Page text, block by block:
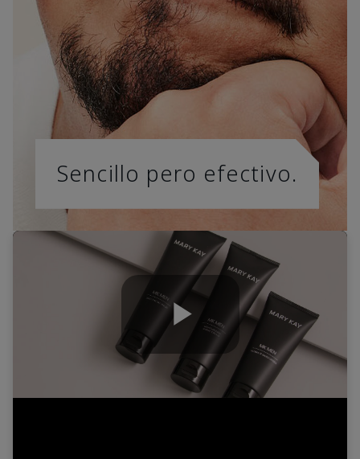
Sencillo pero efectivo.
Play